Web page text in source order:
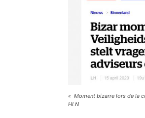
« Moment bizarre lors de la
HLN